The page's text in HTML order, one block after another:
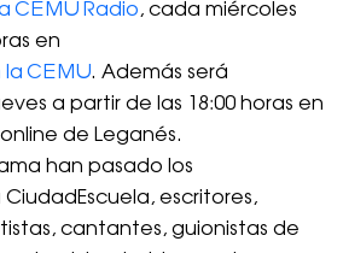
CEMU Radio, cada miércoles
en
la CEMU. Además será
a partir de las 18:00 horas en
de Leganés.
han pasado los
escritores,
cantantes, guionistas de